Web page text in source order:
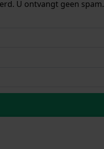
U ontvangt geen spam.